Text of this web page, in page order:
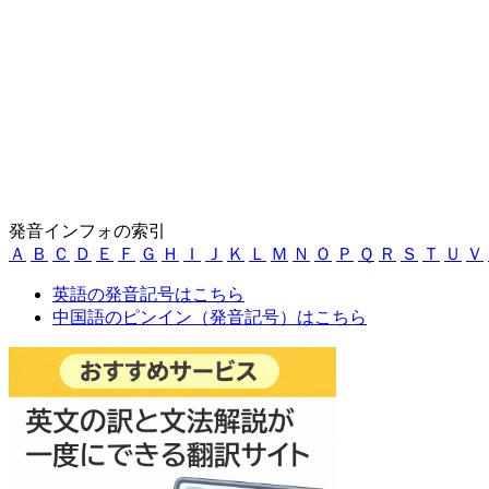
発音インフォの索引
Ａ
Ｂ Ｃ Ｄ Ｅ Ｆ Ｇ Ｈ Ｉ Ｊ Ｋ Ｌ Ｍ Ｎ Ｏ Ｐ Ｑ Ｒ Ｓ Ｔ Ｕ Ｖ
英語の発音記号はこちら
中国語のピンイン（発音記号）はこちら